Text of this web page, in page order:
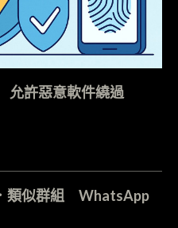
許惡意軟件繞過
類似群組 WhatsApp